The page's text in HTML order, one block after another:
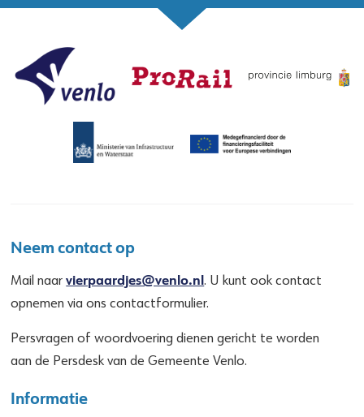
Neem contact op
Mail naarvierpaardjes@venlo.nl. U kunt ook contact
opnemen via ons contactformulier.
Persvragen of woordvoering dienen gericht te worden
aan de Persdesk van de Gemeente Venlo.
Informatie